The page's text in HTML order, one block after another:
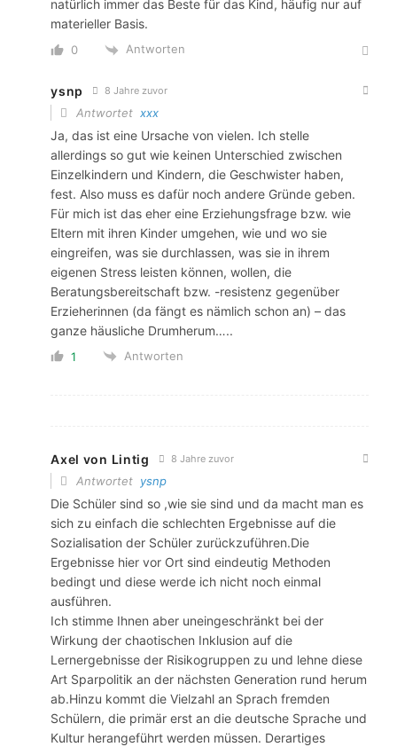
natürlich immer das Beste für das Kind, häufig nur auf
materieller Basis.
0 Antworten
ysnp 8 Jahre zuvor
Antwortet xxx
Ja, das ist eine Ursache von vielen. Ich stelle
allerdings so gut wie keinen Unterschied zwischen
Einzelkindern und Kindern, die Geschwister haben,
fest. Also muss es dafür noch andere Gründe geben.
Für mich ist das eher eine Erziehungsfrage bzw. wie
Eltern mit ihren Kinder umgehen, wie und wo sie
eingreifen, was sie durchlassen, was sie in ihrem
eigenen Stress leisten können, wollen, die
Beratungsbereitschaft bzw. -resistenz gegenüber
Erzieherinnen (da fängt es nämlich schon an) – das
ganze häusliche Drumherum…..
1 Antworten
Axel von Lintig 8 Jahre zuvor
Antwortet ysnp
Die Schüler sind so ,wie sie sind und da macht man es
sich zu einfach die schlechten Ergebnisse auf die
Sozialisation der Schüler zurückzuführen.Die
Ergebnisse hier vor Ort sind eindeutig Methoden
bedingt und diese werde ich nicht noch einmal
ausführen.
Ich stimme Ihnen aber uneingeschränkt bei der
Wirkung der chaotischen Inklusion auf die
Lernergebnisse der Risikogruppen zu und lehne diese
Art Sparpolitik an der nächsten Generation rund herum
ab.Hinzu kommt die Vielzahl an Sprach fremden
Schülern, die primär erst an die deutsche Sprache und
Kultur herangeführt werden müssen. Derartiges